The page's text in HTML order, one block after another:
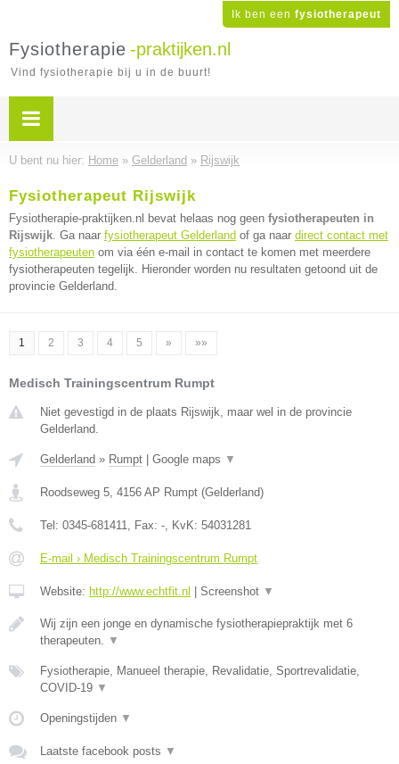
Ik ben een fysiotherapeut
Fysiotherapie -praktijken.nl
Vind fysiotherapie bij u in de buurt!
U bent nu hier: Home » Gelderland » Rijswijk
Fysiotherapeut Rijswijk
Fysiotherapie-praktijken.nl bevat helaas nog geen fysiotherapeuten in
Rijswijk. Ga naar fysiotherapeut Gelderland of ga naar direct contact met
fysiotherapeuten om via één e-mail in contact te komen met meerdere
fysiotherapeuten tegelijk. Hieronder worden nu resultaten getoond uit de
provincie Gelderland.
1 2 3 4 5 » »»
Medisch Trainingscentrum Rumpt
Niet gevestigd in de plaats Rijswijk, maar wel in de provincie
Gelderland.
Gelderland » Rumpt Google maps ▼
Roodseweg 5, 4156 AP Rumpt (Gelderland)
Tel: 0345-681411, Fax: -, KvK: 54031281
E-mail › Medisch Trainingscentrum Rumpt
Website: http://www.echtfit.nl Screenshot ▼
Wij zijn een jonge en dynamische fysiotherapiepraktijk met 6
therapeuten. ▼
Fysiotherapie, Manueel therapie, Revalidatie, Sportrevalidatie,
COVID-19 ▼
Openingstijden ▼
Laatste facebook posts ▼